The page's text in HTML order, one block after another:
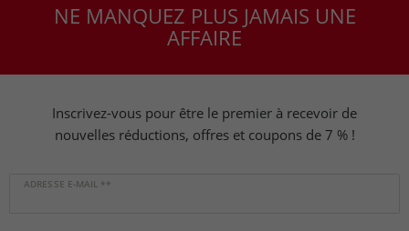
NE MANQUEZ PLUS JAMAIS UNE
AFFAIRE
Inscrivez-vous pour être le premier à recevoir de
nouvelles réductions, offres et coupons de 7 % !
ADRESSE E-MAIL **
Ceres::Template.newsletterHoneypotLabel